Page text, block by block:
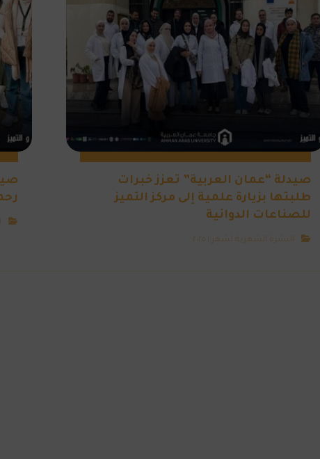
صيدلة “عمان العربية” تعزز خبرات
طلبتها بزيارة علمية إلى مركز التميز
للصناعات الدوائية
النشرة الشهرية لشهر ١ ٢٠٢٥